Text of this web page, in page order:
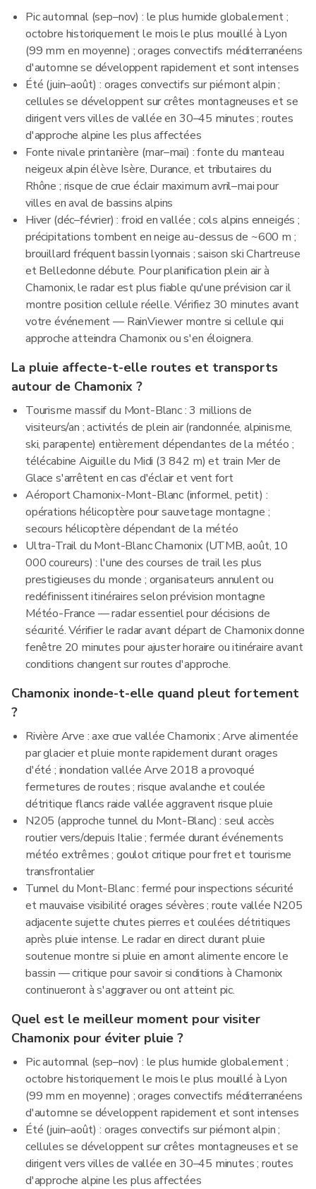
Pic automnal (sep–nov) : le plus humide globalement ;
octobre historiquement le mois le plus mouillé à Lyon
(99 mm en moyenne) ; orages convectifs méditerranéens
d'automne se développent rapidement et sont intenses
Été (juin–août) : orages convectifs sur piémont alpin ;
cellules se développent sur crêtes montagneuses et se
dirigent vers villes de vallée en 30–45 minutes ; routes
d'approche alpine les plus affectées
Fonte nivale printanière (mar–mai) : fonte du manteau
neigeux alpin élève Isère, Durance, et tributaires du
Rhône ; risque de crue éclair maximum avril–mai pour
villes en aval de bassins alpins
Hiver (déc–février) : froid en vallée ; cols alpins enneigés ;
précipitations tombent en neige au-dessus de ~600 m ;
brouillard fréquent bassin lyonnais ; saison ski Chartreuse
et Belledonne débute. Pour planification plein air à
Chamonix, le radar est plus fiable qu'une prévision car il
montre position cellule réelle. Vérifiez 30 minutes avant
votre événement — RainViewer montre si cellule qui
approche atteindra Chamonix ou s'en éloignera.
La pluie affecte-t-elle routes et transports
autour de Chamonix ?
Tourisme massif du Mont-Blanc : 3 millions de
visiteurs/an ; activités de plein air (randonnée, alpinisme,
ski, parapente) entièrement dépendantes de la météo ;
télécabine Aiguille du Midi (3 842 m) et train Mer de
Glace s'arrêtent en cas d'éclair et vent fort
Aéroport Chamonix-Mont-Blanc (informel, petit) :
opérations hélicoptère pour sauvetage montagne ;
secours hélicoptère dépendant de la météo
Ultra-Trail du Mont-Blanc Chamonix (UTMB, août, 10
000 coureurs) : l'une des courses de trail les plus
prestigieuses du monde ; organisateurs annulent ou
redéfinissent itinéraires selon prévision montagne
Météo-France — radar essentiel pour décisions de
sécurité. Vérifier le radar avant départ de Chamonix donne
fenêtre 20 minutes pour ajuster horaire ou itinéraire avant
conditions changent sur routes d'approche.
Chamonix inonde-t-elle quand pleut fortement
?
Rivière Arve : axe crue vallée Chamonix ; Arve alimentée
par glacier et pluie monte rapidement durant orages
d'été ; inondation vallée Arve 2018 a provoqué
fermetures de routes ; risque avalanche et coulée
détritique flancs raide vallée aggravent risque pluie
N205 (approche tunnel du Mont-Blanc) : seul accès
routier vers/depuis Italie ; fermée durant événements
météo extrêmes ; goulot critique pour fret et tourisme
transfrontalier
Tunnel du Mont-Blanc : fermé pour inspections sécurité
et mauvaise visibilité orages sévères ; route vallée N205
adjacente sujette chutes pierres et coulées détritiques
après pluie intense. Le radar en direct durant pluie
soutenue montre si pluie en amont alimente encore le
bassin — critique pour savoir si conditions à Chamonix
continueront à s'aggraver ou ont atteint pic.
Quel est le meilleur moment pour visiter
Chamonix pour éviter pluie ?
Pic automnal (sep–nov) : le plus humide globalement ;
octobre historiquement le mois le plus mouillé à Lyon
(99 mm en moyenne) ; orages convectifs méditerranéens
d'automne se développent rapidement et sont intenses
Été (juin–août) : orages convectifs sur piémont alpin ;
cellules se développent sur crêtes montagneuses et se
dirigent vers villes de vallée en 30–45 minutes ; routes
d'approche alpine les plus affectées